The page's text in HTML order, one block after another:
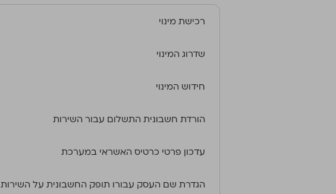
רכישת מינוי
שדרוג המינוי
חידוש המינוי
הורדת חשבונית התשלום עבור השירות
עדכון פרטי כרטיס האשראי במערכת
הגדרת שם העסק עבורו תופק החשבונית על השירות